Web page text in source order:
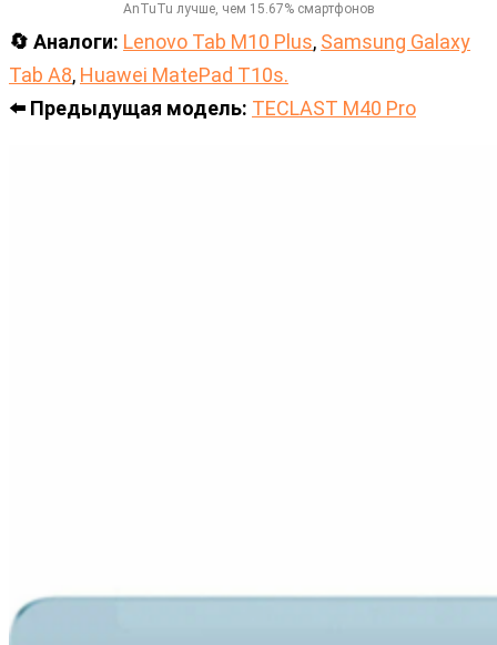
AnTuTu лучше, чем 15.67% смартфонов
🔄 Аналоги: Lenovo Tab M10 Plus, Samsung Galaxy
Tab A8, Huawei MatePad T10s.
⬅️ Предыдущая модель: TECLAST M40 Pro